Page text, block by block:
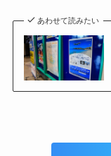
あわせて読みたい